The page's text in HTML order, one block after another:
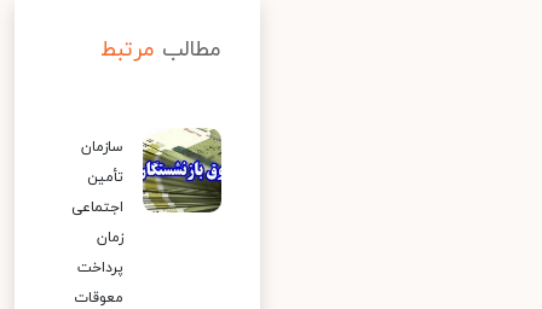
مطالب مرتبط
سازمان
تأمین
اجتماعی
زمان
پرداخت
معوقات